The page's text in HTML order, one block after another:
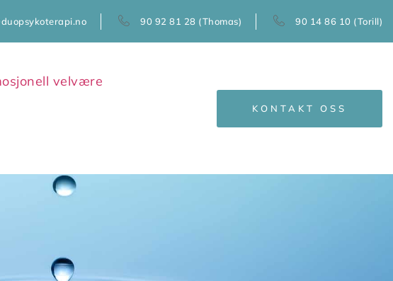
90 92 81 28 (Thomas) 90 14 86 10 (Torill)
KONTAKT OSS